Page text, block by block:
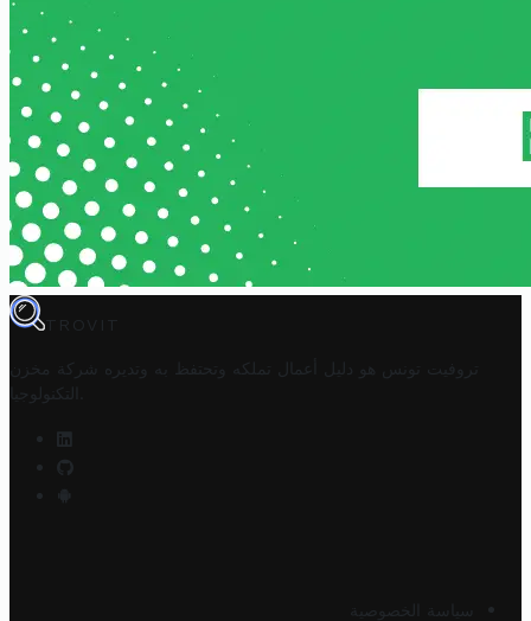
TROVIT
تروفيت تونس هو دليل أعمال تملكه وتحتفظ به وتديره
شركة مخزن
التكنولوجيا
سياسة الخصوصية